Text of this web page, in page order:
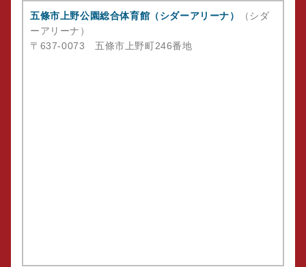
五條市上野公園総合体育館（シダーアリーナ）
（シダ
ーアリーナ）
〒637-0073 五條市上野町246番地